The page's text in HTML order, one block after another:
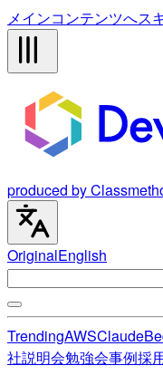
メインコンテンツへス
produced by
OriginalEnglish
TrendingAWSClaude
社説明会勉強会事例採